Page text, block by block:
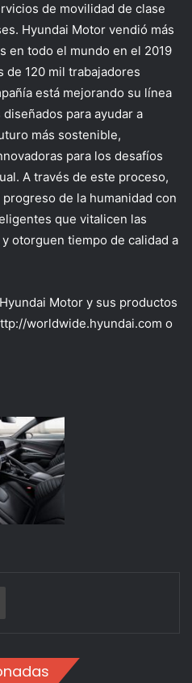
de movilidad de clase
Hyundai Motor vendió más
en todo el mundo en el 2019
de 120 mil trabajadores
está mejorando su línea
para ayudar a
más sostenible,
para los desafíos
A través de este proceso,
de la humanidad con
que vitalicen las
otorguen tiempo de calidad a
Motor y sus productos
worldwide.hyundai.com o
Imprimir